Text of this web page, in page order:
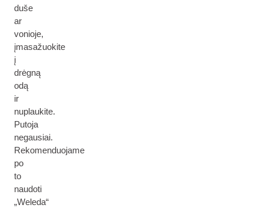
duše
ar
vonioje,
įmasažuokite
į
drėgną
odą
ir
nuplaukite.
Putoja
negausiai.
Rekomenduojame
po
to
naudoti
„Weleda“